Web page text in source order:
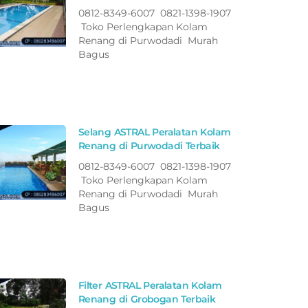
0812-8349-6007 0821-1398-1907
Toko Perlengkapan Kolam
Renang di Purwodadi Murah
Bagus
Selang ASTRAL Peralatan Kolam
Renang di Purwodadi Terbaik
0812-8349-6007 0821-1398-1907
Toko Perlengkapan Kolam
Renang di Purwodadi Murah
Bagus
Filter ASTRAL Peralatan Kolam
Renang di Grobogan Terbaik